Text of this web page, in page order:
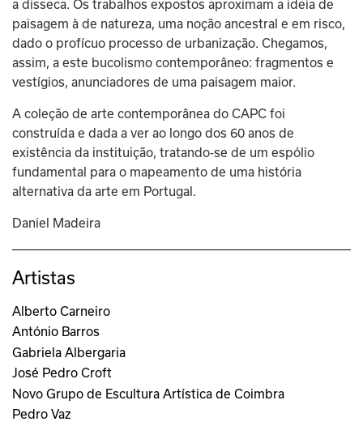
a disseca. Os trabalhos expostos aproximam a ideia de
paisagem à de natureza, uma noção ancestral e em risco,
dado o profícuo processo de urbanização. Chegamos,
assim, a este bucolismo contemporâneo: fragmentos e
vestígios, anunciadores de uma paisagem maior.
A coleção de arte contemporânea do CAPC foi
construída e dada a ver ao longo dos 60 anos de
existência da instituição, tratando-se de um espólio
fundamental para o mapeamento de uma história
alternativa da arte em Portugal.
Daniel Madeira
Artistas
Alberto Carneiro
António Barros
Gabriela Albergaria
José Pedro Croft
Novo Grupo de Escultura Artística de Coimbra
Pedro Vaz